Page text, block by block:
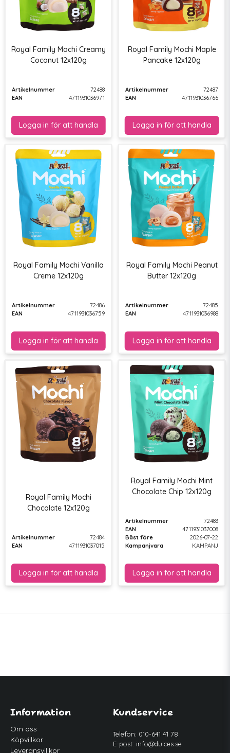
Royal Family Mochi Creamy
Coconut 12x120g
Artikelnummer
72488
EAN
4711931036971
Royal Family Mochi Maple
Pancake 12x120g
Artikelnummer
72487
EAN
4711931036766
Royal Family Mochi Vanilla
Creme 12x120g
Artikelnummer
72486
EAN
4711931036759
Royal Family Mochi Peanut
Butter 12x120g
Artikelnummer
72485
EAN
4711931036988
Royal Family Mochi
Chocolate 12x120g
Artikelnummer
72484
EAN
4711931037015
Royal Family Mochi Mint
Chocolate Chip 12x120g
Artikelnummer
72483
EAN
4711931037008
Bäst före
2026-07-22
Kampanjvara
KAMPANJ
Information
Om oss
Köpvillkor
Leveransvillkor
Kundservice
Telefon: 010-641 41 78
E-post: info@dulces.se